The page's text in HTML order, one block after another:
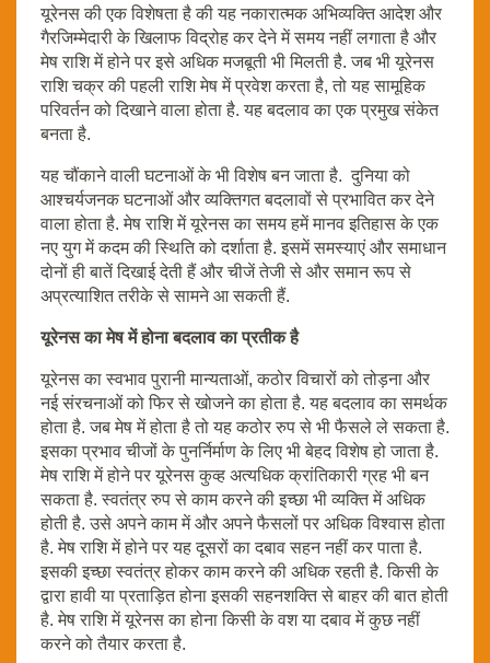
यूरेनस की एक विशेषता है की यह नकारात्मक अभिव्यक्ति आदेश और
गैरजिम्मेदारी के खिलाफ विद्रोह कर देने में समय नहीं लगाता है और
मेष राशि में होने पर इसे अधिक मजबूती भी मिलती है. जब भी यूरेनस
राशि चक्र की पहली राशि मेष में प्रवेश करता है, तो यह सामूहिक
परिवर्तन को दिखाने वाला होता है. यह बदलाव का एक प्रमुख संकेत
बनता है.
यह चौंकाने वाली घटनाओं के भी विशेष बन जाता है. दुनिया को
आश्चर्यजनक घटनाओं और व्यक्तिगत बदलावों से प्रभावित कर देने
वाला होता है. मेष राशि में यूरेनस का समय हमें मानव इतिहास के एक
नए युग में कदम की स्थिति को दर्शाता है. इसमें समस्याएं और समाधान
दोनों ही बातें दिखाई देती हैं और चीजें तेजी से और समान रूप से
अप्रत्याशित तरीके से सामने आ सकती हैं.
यूरेनस का मेष में होना बदलाव का प्रतीक है
यूरेनस का स्वभाव पुरानी मान्यताओं, कठोर विचारों को तोड़ना और
नई संरचनाओं को फिर से खोजने का होता है. यह बदलाव का समर्थक
होता है. जब मेष में होता है तो यह कठोर रुप से भी फैसले ले सकता है.
इसका प्रभाव चीजों के पुनर्निर्माण के लिए भी बेहद विशेष हो जाता है.
मेष राशि में होने पर यूरेनस कुव्ह अत्यधिक क्रांतिकारी ग्रह भी बन
सकता है. स्वतंत्र रुप से काम करने की इच्छा भी व्यक्ति में अधिक
होती है. उसे अपने काम में और अपने फैसलों पर अधिक विश्वास होता
है. मेष राशि में होने पर यह दूसरों का दबाव सहन नहीं कर पाता है.
इसकी इच्छा स्वतंत्र होकर काम करने की अधिक रहती है. किसी के
द्वारा हावी या प्रताड़ित होना इसकी सहनशक्ति से बाहर की बात होती
है. मेष राशि में यूरेनस का होना किसी के वश या दबाव में कुछ नहीं
करने को तैयार करता है.